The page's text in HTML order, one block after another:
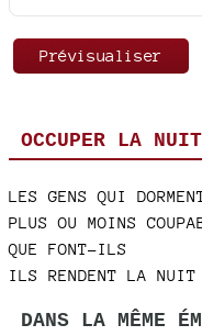
OCCUPER LA NUIT
LES GENS QUI
PLUS OU MOINS
QUE FONT-ILS
ILS RENDENT LA NUIT
DANS LA MÊME